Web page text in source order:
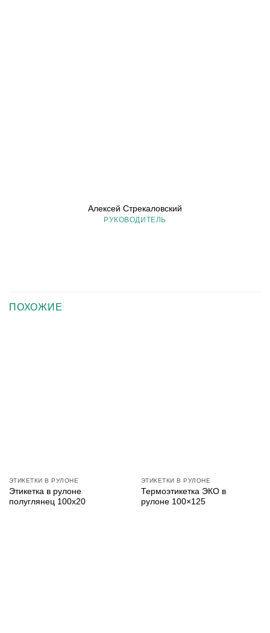
Алексей Стрекаловский
РУКОВОДИТЕЛЬ
ПОХОЖИЕ
ЭТИКЕТКИ В РУЛОНЕ
Этикетка в рулоне
полуглянец 100х20
ЭТИКЕТКИ В РУЛОНЕ
Термоэтикетка ЭКО в
рулоне 100×125